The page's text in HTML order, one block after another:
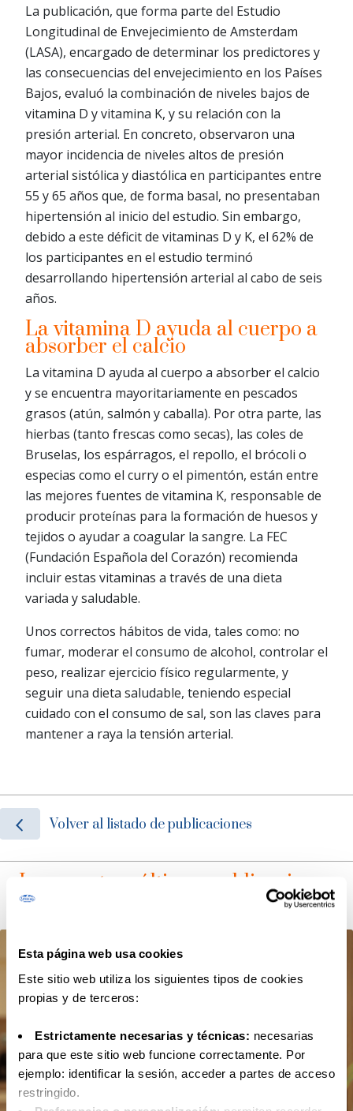
Esta página web usa cookies
Este sitio web utiliza los siguientes tipos de cookies
propias y de terceros:
Estrictamente necesarias y técnicas: necesarias
para que este sitio web funcione correctamente. Por
ejemplo: identificar la sesión, acceder a partes de acceso
restringido.
La publicación, que forma parte del Estudio
Longitudinal de Envejecimiento de Amsterdam
(LASA), encargado de determinar los predictores y
las consecuencias del envejecimiento en los Países
Bajos, evaluó la combinación de niveles bajos de
vitamina D y vitamina K, y su relación con la
presión arterial. En concreto, observaron una
mayor incidencia de niveles altos de presión
arterial sistólica y diastólica en participantes entre
55 y 65 años que, de forma basal, no presentaban
hipertensión al inicio del estudio. Sin embargo,
debido a este déficit de vitaminas D y K, el 62% de
los participantes en el estudio terminó
desarrollando hipertensión arterial al cabo de seis
años.
La vitamina D ayuda al cuerpo a
absorber el calcio
La vitamina D ayuda al cuerpo a absorber el calcio
y se encuentra mayoritariamente en pescados
grasos (atún, salmón y caballa). Por otra parte, las
hierbas (tanto frescas como secas), las coles de
Bruselas, los espárragos, el repollo, el brócoli o
especias como el curry o el pimentón, están entre
las mejores fuentes de vitamina K, responsable de
producir proteínas para la formación de huesos y
tejidos o ayudar a coagular la sangre. La FEC
(Fundación Española del Corazón) recomienda
incluir estas vitaminas a través de una dieta
variada y saludable.
Unos correctos hábitos de vida, tales como: no
fumar, moderar el consumo de alcohol, controlar el
peso, realizar ejercicio físico regularmente, y
seguir una dieta saludable, teniendo especial
cuidado con el consumo de sal, son las claves para
mantener a raya la tensión arterial.
Volver al listado de publicaciones
Lee nuestras últimas publicaciones